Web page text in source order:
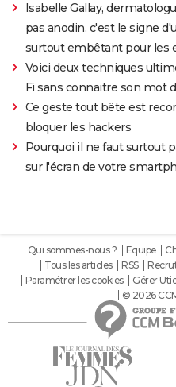
Isabelle Gallay,
pas anodin, c'est le signe
surtout embêtant pour les
Voici deux techniques
Fi sans connaitre son mot
Ce geste tout bête est
bloquer les hackers
Pourquoi il ne faut surtout
sur l'écran de votre
Qui sommes-nous ? Equipe
Tous les articles
RSS
Paramétrer les cookies
Gérer
© 2026